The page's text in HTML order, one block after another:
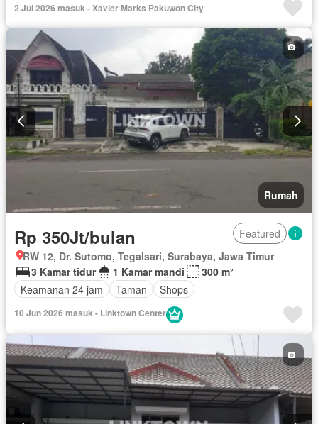
2 Jul 2026 masuk - Xavier Marks Pakuwon City
Rumah
Rp 350Jt/bulan
Featured
RW 12, Dr. Sutomo, Tegalsari, Surabaya, Jawa Timur
3 Kamar tidur
1 Kamar mandi
300 m²
Keamanan 24 jam
Taman Shops
10 Jun 2026 masuk - Linktown Center